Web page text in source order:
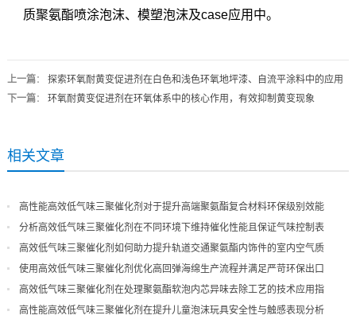
质聚氨酯喷涂泡沫、模塑泡沫及case应用中。
上一篇： 探索环氧耐黄变促进剂在白色和浅色环氧地坪漆、自流平涂料中的应用
下一篇： 环氧耐黄变促进剂在环氧体系中的核心作用，有效抑制黄变现象
相关文章
高性能高效低气味三聚催化剂对于提升高端聚氨酯复合材料环保级别效能
分析高效低气味三聚催化剂在不同环境下维持催化性能且保证气味控制表
现
高效低气味三聚催化剂如何助力提升轨道交通聚氨酯内饰件的室内空气质
量
使用高效低气味三聚催化剂优化高回弹海绵生产流程并满足严苛环保出口
高效低气味三聚催化剂在处理聚氨酯软泡内芯异味去除工艺的技术应用指
导
高性能高效低气味三聚催化剂在提升儿童泡沫玩具安全性与触感表现分析